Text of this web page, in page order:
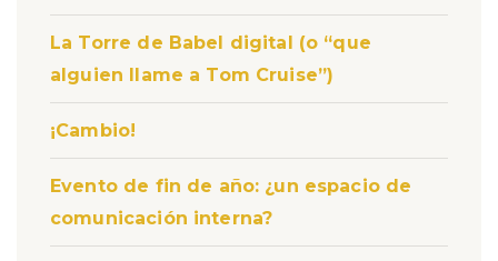
La Torre de Babel digital (o “que
alguien llame a Tom Cruise”)
¡Cambio!
Evento de fin de año: ¿un espacio de
comunicación interna?